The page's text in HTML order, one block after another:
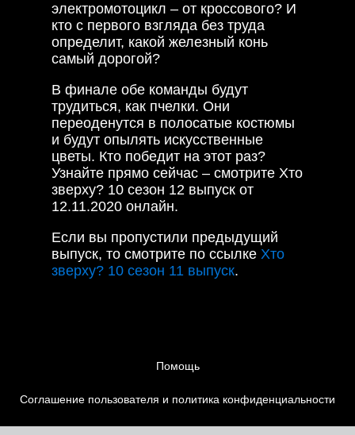
электромотоцикл – от кроссового? И
кто с первого взгляда без труда
определит, какой железный конь
самый дорогой?
В финале обе команды будут
трудиться, как пчелки. Они
переоденутся в полосатые костюмы
и будут опылять искусственные
цветы. Кто победит на этот раз?
Узнайте прямо сейчас – смотрите Хто
зверху? 10 сезон 12 выпуск от
12.11.2020 онлайн.
Если вы пропустили предыдущий
выпуск, то смотрите по ссылке Хто
зверху? 10 сезон 11 выпуск.
Помощь
Соглашение пользователя и политика конфиденциальности